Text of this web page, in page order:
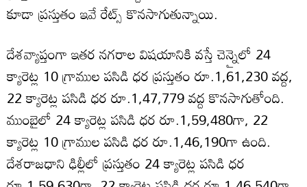
కూడా ప్రస్తుతం ఇవే రేట్స్ కొనసాగుతున్నాయి.
దేశవ్యాప్తంగా ఇతర నగరాల విషయానికి వస్తే చెన్నైలో 24
క్యారెట్ల 10 గ్రాముల పసిడి ధర ప్రస్తుతం రూ.1,61,230 వద్ద,
22 క్యారెట్ల పసిడి ధర రూ.1,47,779 వద్ద కొనసాగుతోంది.
ముంబైలో 24 క్యారెట్ల పసిడి ధర రూ.1,59,480గా, 22
క్యారెట్ల 10 గ్రాముల పసిడి ధర రూ.1,46,190గా ఉంది.
దేశరాజధాని ఢిల్లీలో ప్రస్తుతం 24 క్యారెట్ల పసిడి ధర